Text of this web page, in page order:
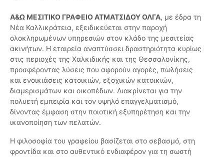
Α&Ω ΜΕΣΙΤΙΚΟ ΓΡΑΦΕΙΟ ΑΤΜΑΤΣΙΔΟΥ ΟΛΓΑ, με έδρα τη
Νέα Καλλικράτεια, εξειδικεύεται στην παροχή
ολοκληρωμένων υπηρεσιών στον κλάδο της μεσιτείας
ακινήτων. Η εταιρεία αναπτύσσει δραστηριότητα κυρίως
στις περιοχές της Χαλκιδικής και της Θεσσαλονίκης,
προσφέροντας λύσεις που αφορούν αγορές, πωλήσεις
και ενοικιάσεις κατοικιών, εξοχικών κατοικιών,
διαμερισμάτων και οικοπέδων. Διακρίνεται για την
πολυετή εμπειρία και τον υψηλό επαγγελματισμό,
δίνοντας έμφαση στην ποιοτική εξυπηρέτηση και την
ικανοποίηση των πελατών.
Η φιλοσοφία του γραφείου βασίζεται στο σεβασμό, στη
φροντίδα και στο αυθεντικό ενδιαφέρον για τη σωστή